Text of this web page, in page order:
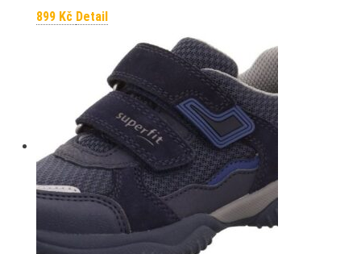
899 Kč Detail